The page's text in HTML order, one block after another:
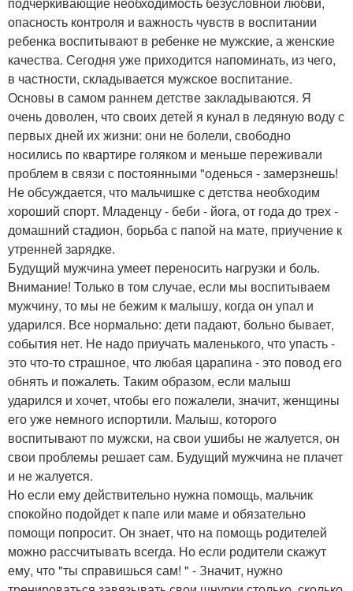
опасность контроля и важность чувств в воспитании
ребенка воспитывают в ребенке не мужские, а женские
качества. Сегодня уже приходится напоминать, из чего,
в частности, складывается мужское воспитание.
Основы в самом раннем детстве закладываются. Я
очень доволен, что своих детей я кунал в ледяную воду с
первых дней их жизни: они не болели, свободно
носились по квартире голяком и меньше переживали
проблем в связи с постоянными "оденься - замерзнешь!
Не обсуждается, что мальчишке с детства необходим
хороший спорт. Младенцу - беби - йога, от года до трех -
домашний стадион, борьба с папой на мате, приучение к
утренней зарядке.
Будущий мужчина умеет переносить нагрузки и боль.
Внимание! Только в том случае, если мы воспитываем
мужчину, то мы не бежим к малышу, когда он упал и
ударился. Все нормально: дети падают, больно бывает,
события нет. Не надо приучать маленького, что упасть -
это что-то страшное, что любая царапина - это повод его
обнять и пожалеть. Таким образом, если малыш
ударился и хочет, чтобы его пожалели, значит, женщины
его уже немного испортили. Малыш, которого
воспитывают по мужски, на свои ушибы не жалуется, он
свои проблемы решает сам. Будущий мужчина не плачет
и не жалуется.
Но если ему действительно нужна помощь, мальчик
спокойно подойдет к папе или маме и обязательно
помощи попросит. Он знает, что на помощь родителей
можно рассчитывать всегда. Но если родители скажут
ему, что "ты справишься сам! " - Значит, нужно